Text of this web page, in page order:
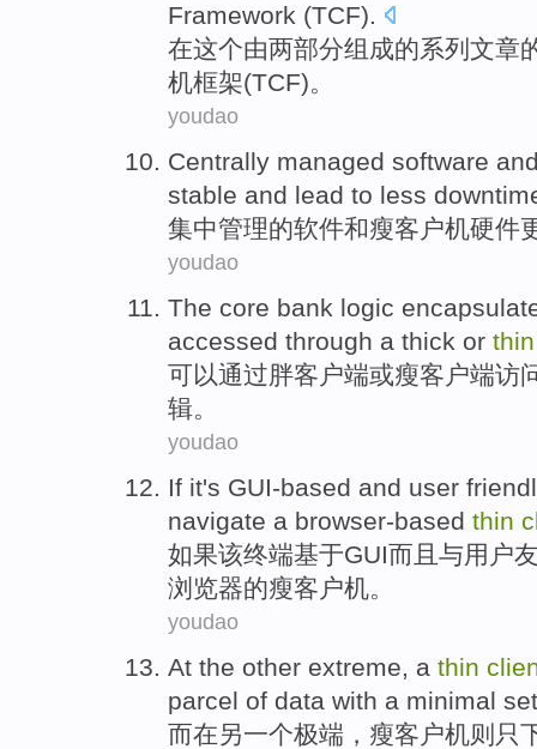
Framework (TCF).
在这个由两部分组成的系列 文章
机框架(TCF)。
youdao
Centrally managed software
stable and lead to less
集中管理的软件和瘦客户机硬件
youdao
The core bank logic
accessed through a thick or thin
可以通过胖客户端或瘦客户端访
辑。
youdao
If it's GUI-based and user
navigate a browser-based thin
如果该终端基于GUI而且 与用户
浏览器的瘦客户机。
youdao
At the other extreme a thin
parcel of data with a minimal set
而在另一个极端 ， 瘦客户机则 只